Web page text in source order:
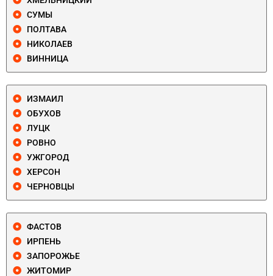
СУМЫ
ПОЛТАВА
НИКОЛАЕВ
ВИННИЦА
ИЗМАИЛ
ОБУХОВ
ЛУЦК
РОВНО
УЖГОРОД
ХЕРСОН
ЧЕРНОВЦЫ
ФАСТОВ
ИРПЕНЬ
ЗАПОРОЖЬЕ
ЖИТОМИР